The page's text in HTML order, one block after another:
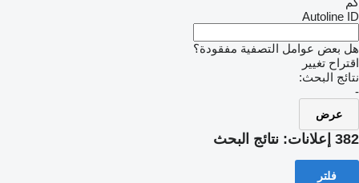
Autoline ID
هل بعض عوامل التصفية مفقودة؟
اقتراح تغيير
نتائج البحث:
-
عرض
382 إعلانات: نتائج البحث
فلتر